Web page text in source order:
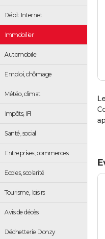
Débit Internet
Immobilier
Automobile
Emploi, chômage
Météo, climat
Impôts, IFI
Santé, social
Entreprises, commerces
Ecoles, scolarité
Tourisme, loisirs
Avis de décès
Déchetterie Donzy